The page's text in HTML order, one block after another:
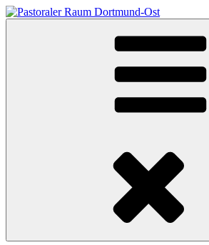
Zum
Inhalt
Heilige Schutzengel Dortmund
Herzlich willkommen auf unserer Homepage